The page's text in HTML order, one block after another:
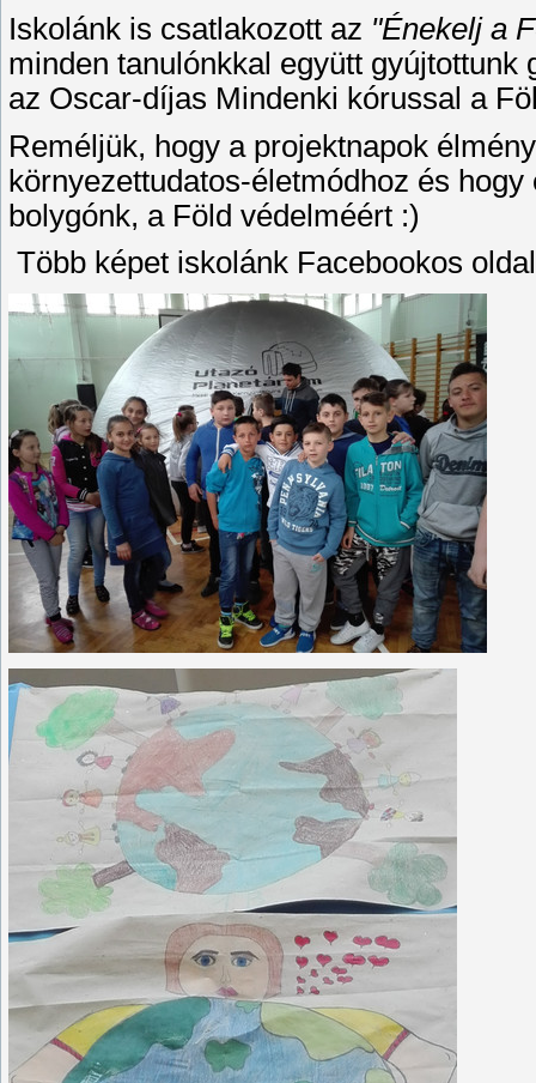
Iskolánk is csatlakozott az "Énekelj a
minden tanulónkkal együtt
az Oscar-díjas Mindenki kórussal a
Reméljük, hogy a projektnapok
környezettudatos-életmódhoz és
bolygónk, a Föld védelméért :)
Több képet iskolánk Facebookos